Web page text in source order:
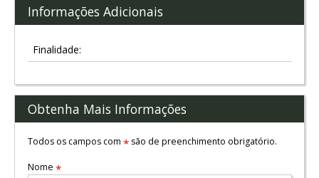
Informações Adicionais
Finalidade:
Obtenha Mais Informações
Todos os campos com *são de preenchimento obrigatório.
Nome *